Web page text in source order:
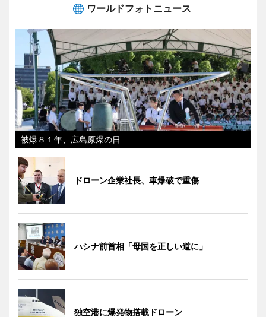
ワールドフォトニュース
被爆８１年、広島原爆の日
ドローン企業社長、車爆破で重傷
ハシナ前首相「母国を正しい道に」
独空港に爆発物搭載ドローン